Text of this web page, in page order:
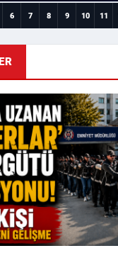
6 7 8 9 10 11